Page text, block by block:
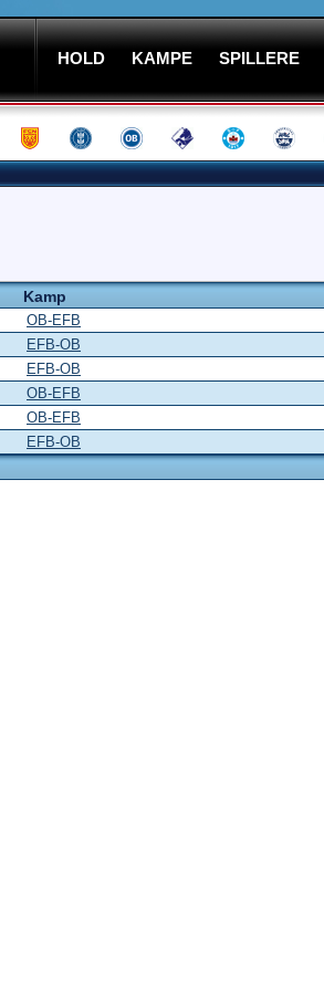
HOLD KAMPE SPILLERE
Kamp
OB-EFB
EFB-OB
EFB-OB
OB-EFB
OB-EFB
EFB-OB